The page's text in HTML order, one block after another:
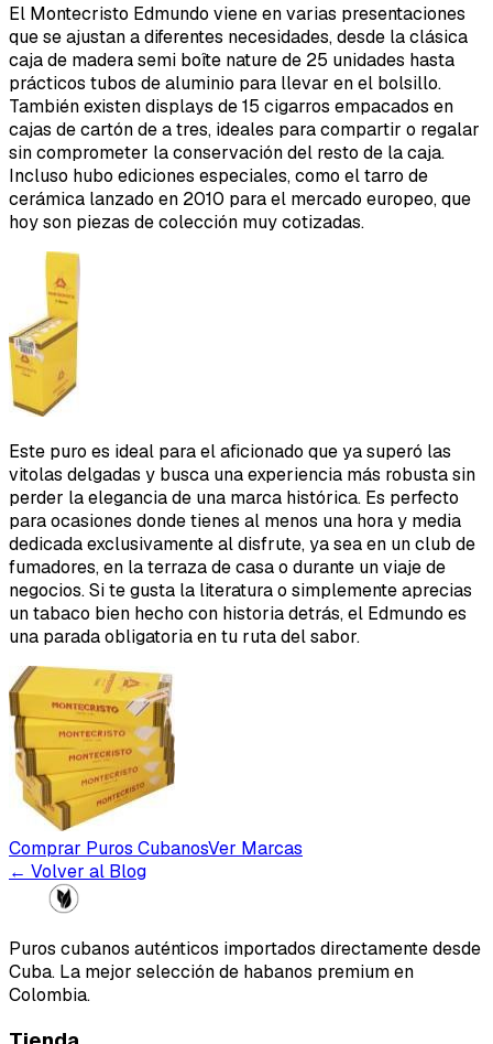
El Montecristo Edmundo viene en varias presentaciones
que se ajustan a diferentes necesidades, desde la clásica
caja de madera semi boîte nature de 25 unidades hasta
prácticos tubos de aluminio para llevar en el bolsillo.
También existen displays de 15 cigarros empacados en
cajas de cartón de a tres, ideales para compartir o regalar
sin comprometer la conservación del resto de la caja.
Incluso hubo ediciones especiales, como el tarro de
cerámica lanzado en 2010 para el mercado europeo, que
hoy son piezas de colección muy cotizadas.
Este puro es ideal para el aficionado que ya superó las
vitolas delgadas y busca una experiencia más robusta sin
perder la elegancia de una marca histórica. Es perfecto
para ocasiones donde tienes al menos una hora y media
dedicada exclusivamente al disfrute, ya sea en un club de
fumadores, en la terraza de casa o durante un viaje de
negocios. Si te gusta la literatura o simplemente aprecias
un tabaco bien hecho con historia detrás, el Edmundo es
una parada obligatoria en tu ruta del sabor.
Comprar Puros CubanosVer Marcas
← Volver al Blog
Puros cubanos auténticos importados directamente desde
Cuba. La mejor selección de habanos premium en
Colombia.